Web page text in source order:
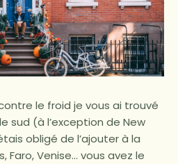
le froid je vous ai trouvé
sud (à l’exception de New
obligé de l’ajouter à la
Faro, Venise… vous avez le